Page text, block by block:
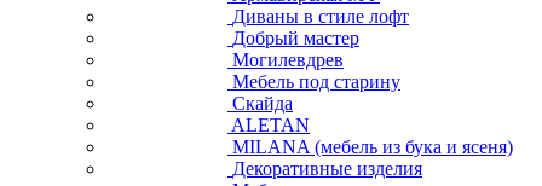
Диваны в стиле лофт
Добрый мастер
Могилевдрев
Мебель под старину
Скайда
ALETAN
MILANA (мебель из бука и ясеня)
Декоративные изделия